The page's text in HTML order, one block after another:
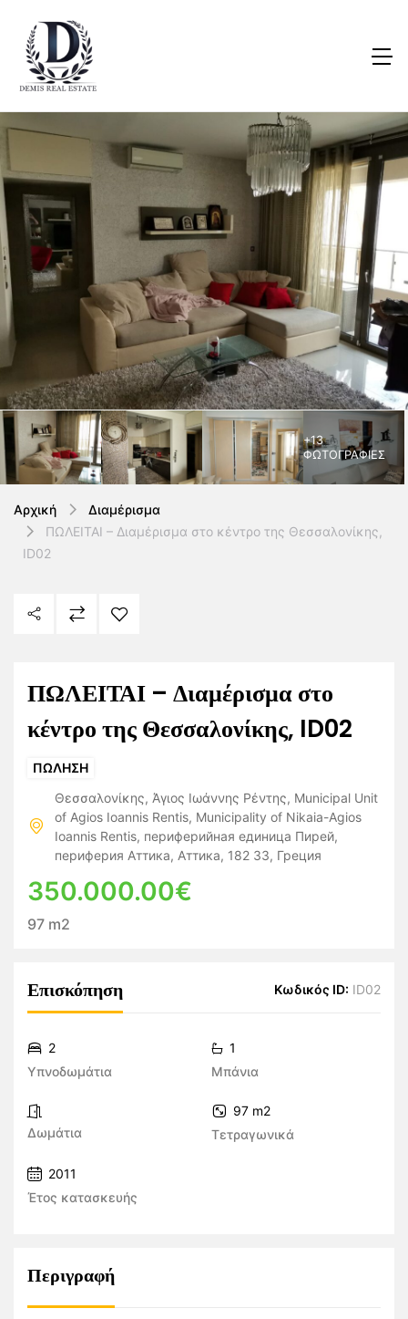
+13
ΦΩΤΟΓΡΑΦΊΕΣ
Αρχική
Διαμέρισμα
ΠΩΛΕΙΤΑΙ – Διαμέρισμα στο κέντρο της Θεσσαλονίκης,
ID02
ΠΩΛΕΙΤΑΙ – Διαμέρισμα στο
κέντρο της Θεσσαλονίκης, ID02
ΠΏΛΗΣΗ
Θεσσαλονίκης, Άγιος Ιωάννης Ρέντης, Municipal Unit
of Agios Ioannis Rentis, Municipality of Nikaia-Agios
Ioannis Rentis, периферийная единица Пирей,
периферия Аттика, Аттика, 182 33, Греция
350.000.00€
97 m2
Επισκόπηση Κωδικός ID: ID02
Υπνοδωμάτια
2
Μπάνια
1
Δωμάτια Τετραγωνικά
97 m2
Έτος κατασκευής
2011
Περιγραφή